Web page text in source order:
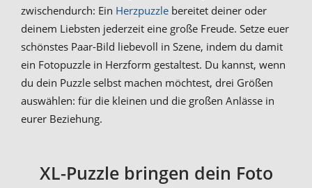
zwischendurch: Ein Herzpuzzle bereitet deiner oder
deinem Liebsten jederzeit eine große Freude. Setze euer
schönstes Paar-Bild liebevoll in Szene, indem du damit
ein Fotopuzzle in Herzform gestaltest. Du kannst, wenn
du dein Puzzle selbst machen möchtest, drei Größen
auswählen: für die kleinen und die großen Anlässe in
eurer Beziehung.
XL-Puzzle bringen dein Foto